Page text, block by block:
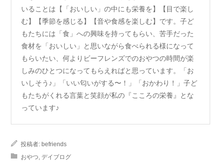
いることは【「おいしい」の中にも栄養を】【目で楽し
む】【季節を感じる】【音や食感を楽しむ】です。子ど
もたちには「食」への興味を持ってもらい、苦手だった
食材を「おいしい」と思いながら食べられる様になって
もらいたい、何よりビーフレンズでのおやつの時間が楽
しみのひとつになってもらえればと思っています。「お
いしそう♪」「いい匂いがする〜！」「おかわり！」子ど
もたちがくれる言葉と笑顔が私の『こころの栄養』とな
っています♪
投稿者: befriends
おやつ デイブログ